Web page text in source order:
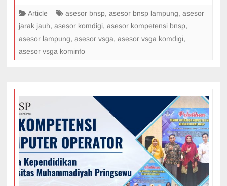
Digitalent
Kominfo
Article asesor bnsp, asesor bnsp lampung, asesor
jarak jauh, asesor komdigi, asesor kompetensi bnsp,
asesor lampung, asesor vsga, asesor vsga komdigi,
asesor vsga kominfo